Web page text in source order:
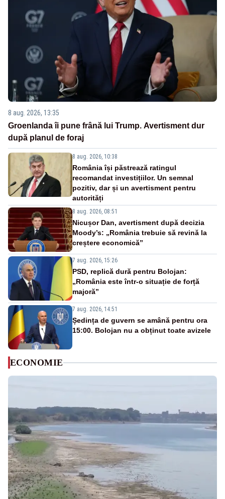
8 aug. 2026, 13:35
Groenlanda îi pune frână lui Trump. Avertisment dur
după planul de foraj
8 aug. 2026, 10:38
România își păstrează ratingul
recomandat investițiilor. Un semnal
pozitiv, dar și un avertisment pentru
autorități
8 aug. 2026, 08:51
Nicușor Dan, avertisment după decizia
Moody’s: „România trebuie să revină la
creștere economică”
7 aug. 2026, 15:26
PSD, replică dură pentru Bolojan:
„România este într-o situație de forță
majoră”
7 aug. 2026, 14:51
Ședința de guvern se amână pentru ora
15:00. Bolojan nu a obținut toate avizele
ECONOMIE